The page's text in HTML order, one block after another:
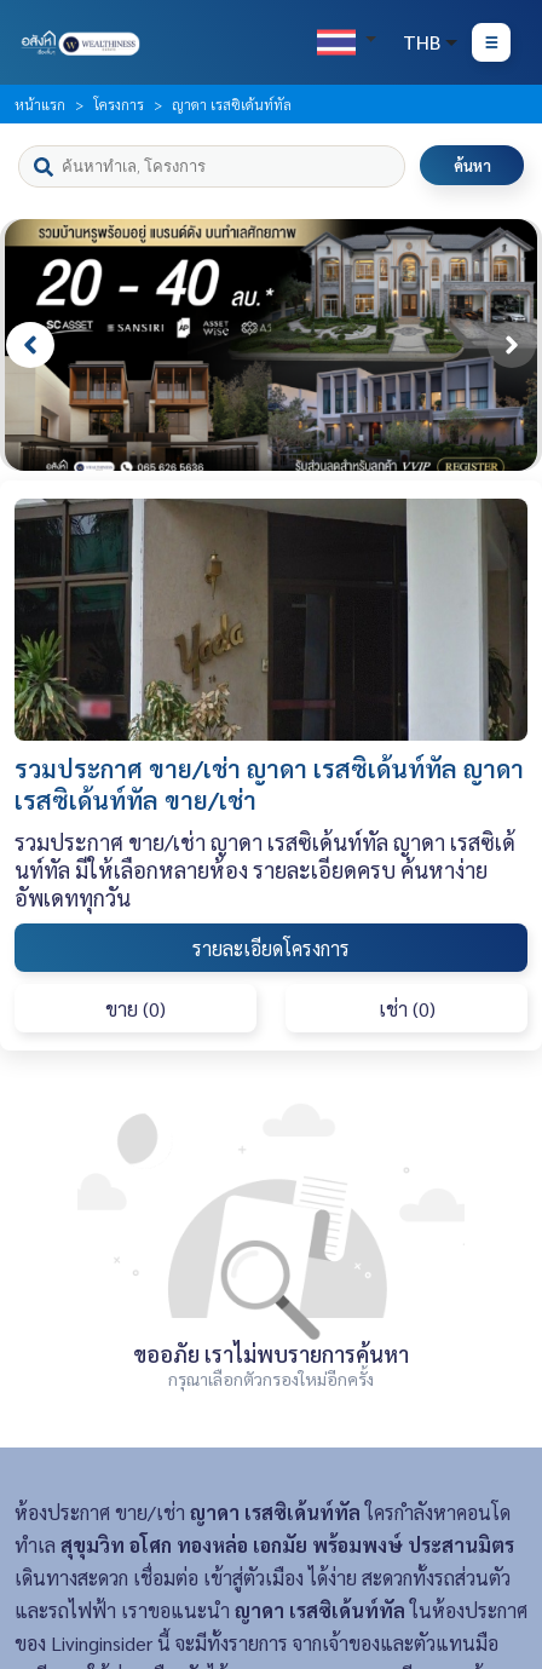
THB
หน้าแรก โครงการ ญาดา เรสซิเด้นท์ทัล
ค้นหา
รวมประกาศ ขาย/เช่า ญาดา เรสซิเด้นท์ทัล ญาดา
เรสซิเด้นท์ทัล ขาย/เช่า
รวมประกาศ ขาย/เช่า ญาดา เรสซิเด้นท์ทัล ญาดา เรสซิเด้
นท์ทัล มีให้เลือกหลายห้อง รายละเอียดครบ ค้นหาง่าย
อัพเดททุกวัน
รายละเอียดโครงการ
ขาย (0) เช่า (0)
ขออภัย เราไม่พบรายการค้นหา
กรุณาเลือกตัวกรองใหม่อีกครั้ง
ห้องประกาศ ขาย/เช่า ญาดา เรสซิเด้นท์ทัลใครกำลังหาคอนโด
ทำเล สุขุมวิท อโศก ทองหล่อ เอกมัย พร้อมพงษ์ ประสานมิตร
เดินทางสะดวก เชื่อมต่อ เข้าสู่ตัวเมือง ได้ง่าย สะดวกทั้งรถส่วนตัว
และรถไฟฟ้า เราขอแนะนำ ญาดา เรสซิเด้นท์ทัลในห้องประกาศ
ของ Livinginsider นี้ จะมีทั้งรายการ จากเจ้าของและตัวแทนมือ